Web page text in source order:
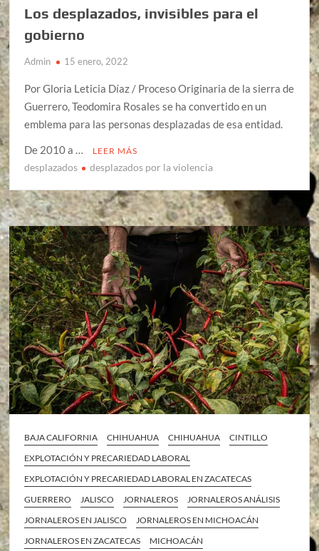
Los desplazados, invisibles para el
gobierno
Admin 15 enero, 2022
Por Gloria Leticia Díaz / Proceso Originaria de la sierra de
Guerrero, Teodomira Rosales se ha convertido en un
emblema para las personas desplazadas de esa entidad.
De 2010 a …
LEER MÁS
desplazados desplazados por la violencia
BAJA CALIFORNIA CHIHUAHUA CHIHUAHUA
CINTILLO
EXPLOTACIÓN Y PRECARIEDAD LABORAL
EXPLOTACIÓN Y PRECARIEDAD LABORAL EN ZACATECAS
GUERRERO
JALISCO JORNALEROS
JORNALEROS ANÁLISIS
JORNALEROS EN JALISCO
JORNALEROS EN MICHOACÁN
JORNALEROS EN ZACATECAS
MICHOACÁN